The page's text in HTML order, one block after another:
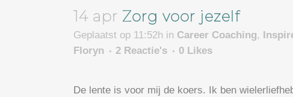
14 apr Zorg voor jezelf
Geplaatst op 11:52h in Career Coaching,
Floryn
2 Reactie's 0 Likes
De lente is voor mij de koers. Ik ben